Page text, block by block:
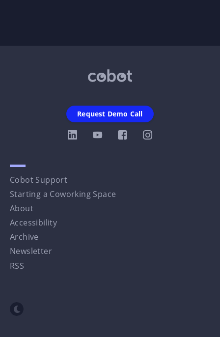
Cobot Support
Starting a Coworking Space
About
Accessibility
Archive
Newsletter
RSS
Request Demo Call
Toggle dark mode